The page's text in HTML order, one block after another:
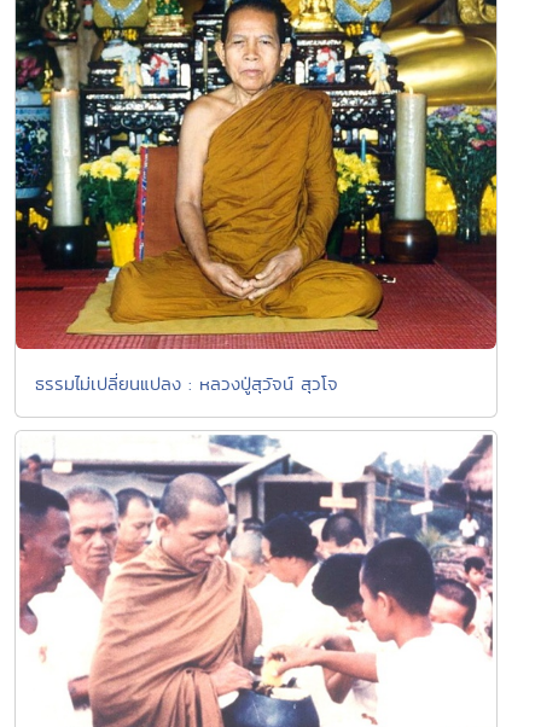
ธรรมไม่เปลี่ยนแปลง : หลวงปู่สุวัจน์ สุวโจ